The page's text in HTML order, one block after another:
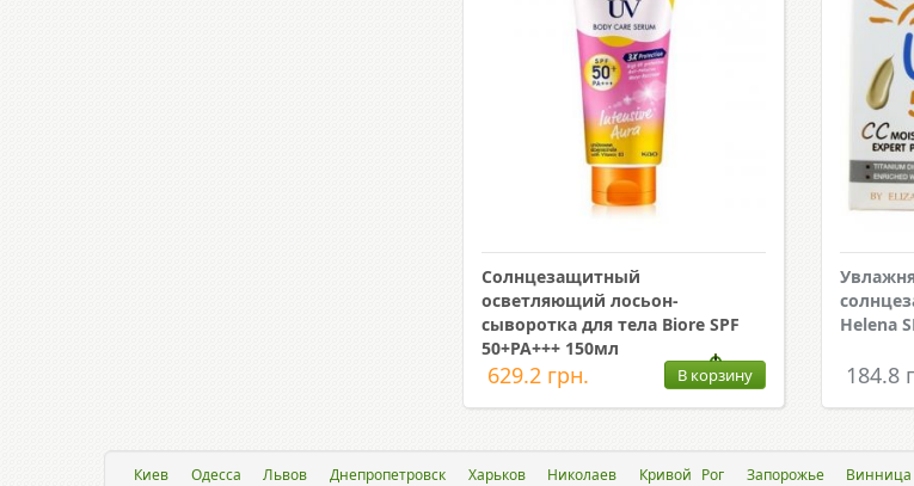
Солнцезащитный
осветляющий лосьон-
сыворотка для тела Biore SPF
50+PA+++ 150мл
629.2 грн. В корзину
Helena
184.8
Киев Одесса Львов Днепропетровск Харьков Николаев Кривой Рог Запорожье Винница